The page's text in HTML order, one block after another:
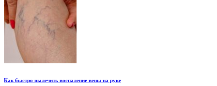
Как быстро вылечить воспаление вены на руке